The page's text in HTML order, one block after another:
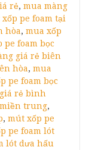
rẻ, mua màng
pe foam tại
hòa, mua xốp
pe foam bọc
giá rẻ biên
hòa, mua
pe foam bọc
rẻ bình
trung,
, mút xốp pe
pe foam lót
lót dưa hấu